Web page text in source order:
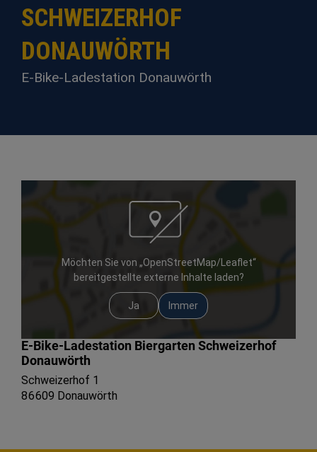
SCHWEIZERHOF
DONAUWÖRTH
E-Bike-Ladestation Donauwörth
Möchten Sie von „OpenStreetMap/Leaflet“
bereitgestellte externe Inhalte laden?
Ja Immer
E-Bike-Ladestation Biergarten Schweizerhof
Donauwörth
Schweizerhof 1
86609 Donauwörth